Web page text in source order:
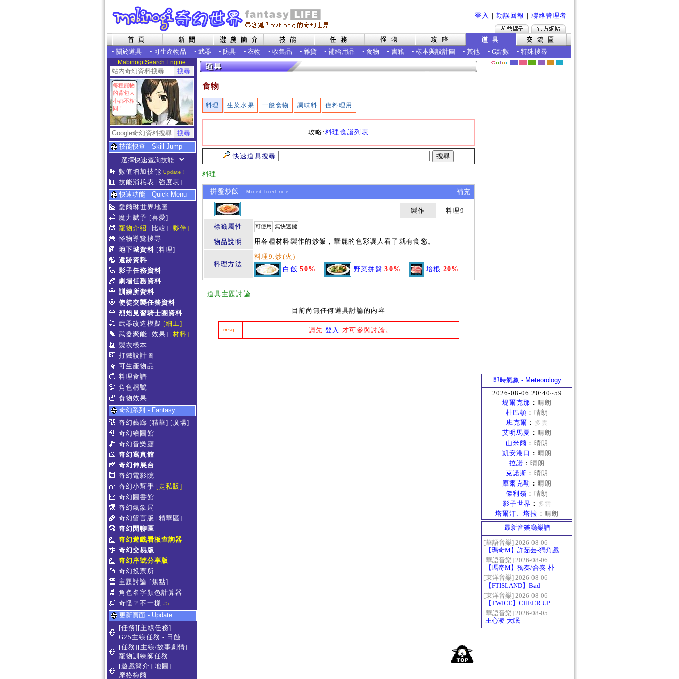
登入 ｜ 勘誤回報 ｜ 聯絡管理者
• 關於道具 • 可生產物品 • 武器 • 防具 • 衣物 • 收集品 • 雜貨 • 補給用品 • 食物 • 書籍 • 樣本與設計圖 • 其他 • G點數 • 特殊搜尋
Mabinogi Search Engine
每種寵物
的背包大
小都不相
同！
技能快查 - Skill Jump
數值增加技能 Update !
技能消耗表 [強度表]
快速功能 - Quick Menu
愛爾琳世界地圖
魔力賦予 [喜愛]
寵物介紹 [比較] [夥伴]
怪物導覽搜尋
地下城資料 [料理]
遺跡資料
影子任務資料
劇場任務資料
訓練所資料
使徒突襲任務資料
烈焰見習騎士團資料
武器改造模擬 [細工]
武器聚能 [效果] [材料]
製衣樣本
打鐵設計圖
可生產物品
料理食譜
角色稱號
食物效果
奇幻系列 - Fantasy
奇幻藝廊 [精華] [廣場]
奇幻繪圖館
奇幻音樂廳
奇幻寫真館
奇幻伸展台
奇幻電影院
奇幻小幫手 [走私販]
奇幻圖書館
奇幻氣象局
奇幻留言版 [精華區]
奇幻閒聊區
奇幻遊戲看板查詢器
奇幻交易版
奇幻序號分享版
奇幻投票所
主題討論 [焦點]
角色名字顏色計算器
奇怪？不一樣 #5
更新頁面 - Update
[任務][主線任務]
G25主線任務 - 日蝕
[任務][主線/故事劇情]
寵物訓練師任務
[遊戲簡介][地圖]
摩格梅爾
食物
料理 生菜水果 一般食物 調味料 僅料理用
攻略:料理食譜列表
快速道具搜尋
料理
拼盤炒飯 - Mixed fried rice 補充
製作 料理9
標籤屬性 可使用 無快速鍵
物品說明 用各種材料製作的炒飯，華麗的色彩讓人看了就有食慾。
料理方法
料理9:炒(火)
白飯 50% + 野菜拼盤 30% + 培根 20%
道具主題討論
目前尚無任何道具討論的內容
msg. 請先 登入 才可參與討論。
即時氣象 - Meteorology
2026-08-06 20:40~59
堤爾克那 ： 晴朗
杜巴頓 ： 晴朗
班克爾 ： 多雲
艾明馬夏 ： 晴朗
山米爾 ： 晴朗
凱安港口 ： 晴朗
拉諾 ： 晴朗
克諾斯 ： 晴朗
庫爾克勒 ： 晴朗
傑利嶺 ： 晴朗
影子世界 ： 多雲
塔爾汀、塔拉 ： 晴朗
最新音樂廳樂譜
[華語音樂] 2026-08-06
【瑪奇M】許茹芸-獨角戲
[華語音樂] 2026-08-06
【瑪奇M】獨奏/合奏-朴
樹-那些花兒
[東洋音樂] 2026-08-06
【FTISLAND】Bad
Woman
[東洋音樂] 2026-08-06
【TWICE】CHEER UP
[華語音樂] 2026-08-05
王心凌-大眠